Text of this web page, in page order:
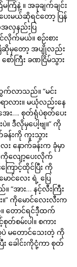
ကြံနဲ့ ။ အခုချက်ချင်း
ပေးမယ်ဆိုရင်တော့ ပြန်
အလှနည်းပြ
က်မယ်။ စဉ်းစား
ြီဆိုမှတော့ အပျိုလည်း
ာ်ကြီး ခဏငြိမ်သွား
လာသည်။ ”မင်း
ာလား။ မယုံလည်းနေ
အေး…. စုတ်ရုံပဲစုတ်ပေး
။ ဒီလိုမှပေါ့ဗျ။” ကို
ခန်းကို ကူးသွား
း နောက်ခန်းက ခုံမှာ
ကိုလျော့ပေးလိုက်
ြောင့်ထိုင်ပြီး ကို
ာင်လေး ရဲ့ ပြေ
အား… နင့်လီးကြီး
” ကိုမောင်လေးလီးက
တောင်ရင်ဒီ့ထက်
တ်စမ်းပါ။ စကား
ပဲ မတောင်သေးတဲ့ ကို
ခေါင်းကိုငုံ့ကာ စုတ်